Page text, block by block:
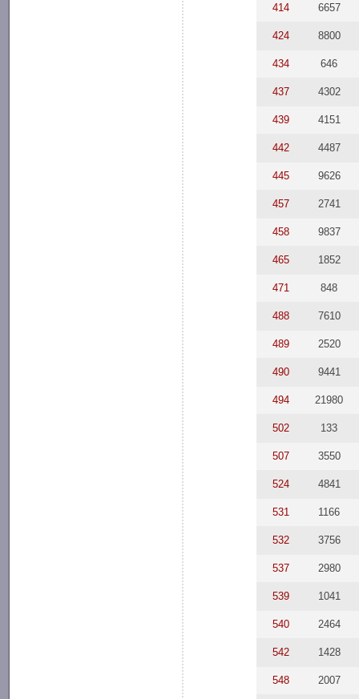
414 6657
424 8800
434 646
437 4302
439 4151
442 4487
445 9626
457 2741
458 9837
465 1852
471 848
488 7610
489 2520
490 9441
494 21980
502 133
507 3550
524 4841
531 1166
532 3756
537 2980
539 1041
540 2464
542 1428
548 2007